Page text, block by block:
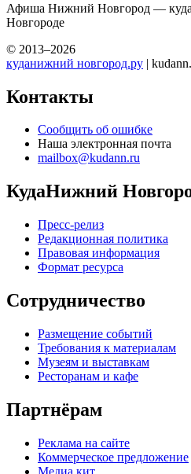
Афиша Нижний Новгород —
Новгороде
© 2013–2026
куданижний новгород.ру |
Контакты
Сообщить об ошибке
Наша электронная почта
mailbox@kudann.ru
КудаНижний
Пресс-релиз
Редакционная политика
Правовая информация
Формат ресурса
Сотрудничество
Размещение событий
Требования к материалам
Музеям и выставкам
Ресторанам и кафе
Партнёрам
Реклама на сайте
Коммерческое предложение
Медиа кит